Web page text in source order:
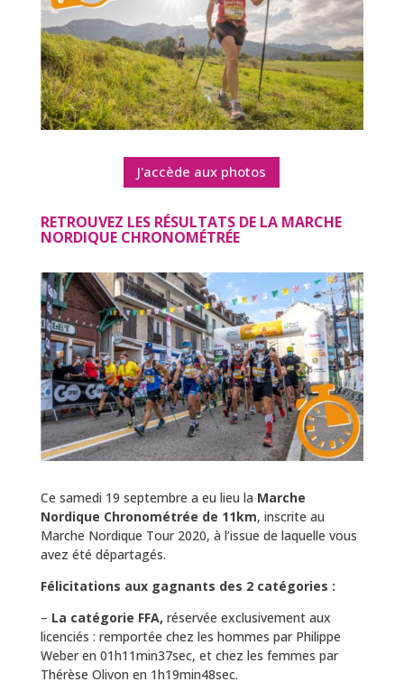
J'accède aux photos
RETROUVEZ LES RÉSULTATS DE LA MARCHE
NORDIQUE CHRONOMÉTRÉE
Ce samedi 19 septembre a eu lieu la Marche
Nordique Chronométrée de 11km, inscrite au
Marche Nordique Tour 2020, à l’issue de laquelle vous
avez été départagés.
Félicitations aux gagnants des 2 catégories :
– La catégorie FFA, réservée exclusivement aux
licenciés : remportée chez les hommes par Philippe
Weber en 01h11min37sec, et chez les femmes par
Thérèse Olivon en 1h19min48sec.